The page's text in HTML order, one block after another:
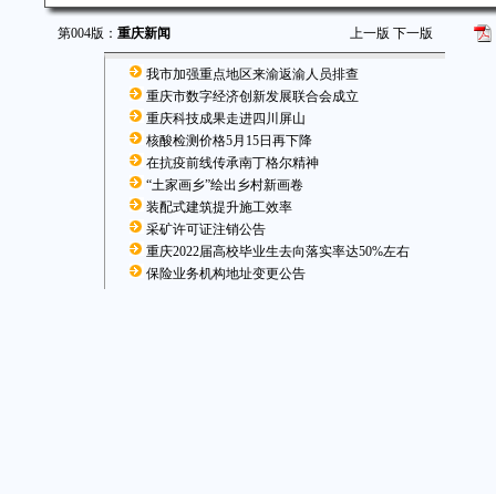
第004版： 重庆新闻 上一版 下一版
我市加强重点地区来渝返渝人员排查
重庆市数字经济创新发展联合会成立
重庆科技成果走进四川屏山
核酸检测价格5月15日再下降
在抗疫前线传承南丁格尔精神
“土家画乡”绘出乡村新画卷
装配式建筑提升施工效率
采矿许可证注销公告
重庆2022届高校毕业生去向落实率达50%左右
保险业务机构地址变更公告